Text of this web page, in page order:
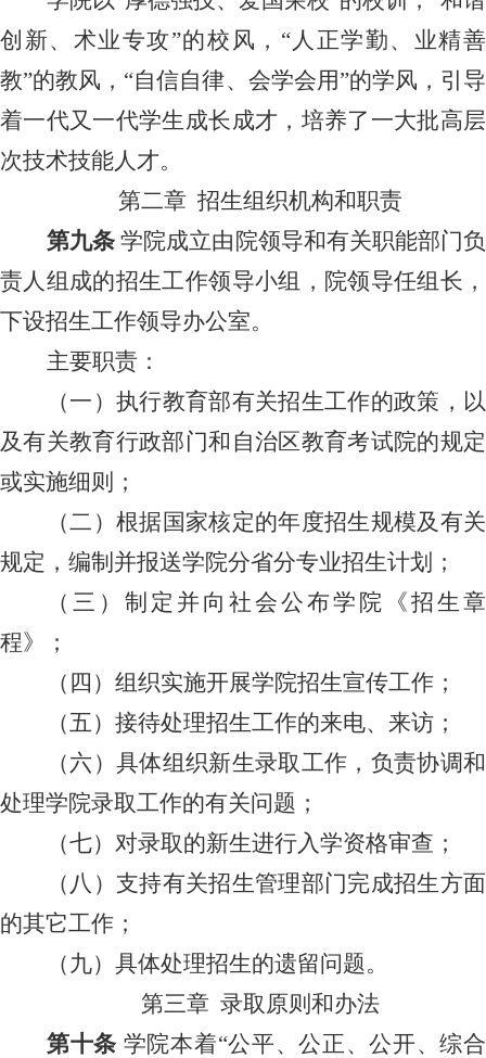
创新、术业专攻”的校风，“人正学勤、业精善
教”的教风，“自信自律、会学会用”的学风，引导
着一代又一代学生成长成才，培养了一大批高层
次技术技能人才。
第二章 招生组织机构和职责
第九条 学院成立由 院领导和有关职能部门负
责人组成的招生工作领导小组， 院领导任组长，
下设招生工作领导办公室。
主要职责：
（一）执行教育部有关招生工作的政策，以
及有关教育行政部门和自治区教育考试院的规定
或实施细则；
（二）根据国家核定的年度招生规模及有关
规定，编制并报送学院分省分专业招生计划；
（三）制定并向社会公布学 院
《招生章
程》；
（四）组织实施开展学院招生宣传工作；
（五）接待处理招生工作的来电、来访；
（六）具体组织新生录取工作，负责协调和
处理学院录取工作的有关问题；
（七）对录取的新生进行入学资格审查；
（八）支持有关招生管理部门完成招生方面
的其它工作；
（九）具体处理招生的遗留问题。
第三章 录取原则和办法
第十条 学院本着“公平、公正、公开、综合